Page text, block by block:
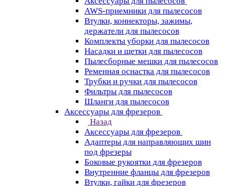
AWS-приемники для пылесосов
Втулки, коннекторы, зажимы,
держатели для пылесосов
Комплекты уборки для пылесосов
Насадки и щетки для пылесосов
Пылесборные мешки для пылесосов
Ременная оснастка для пылесосов
Трубки и ручки для пылесосов
Фильтры для пылесосов
Шланги для пылесосов
Аксессуары для фрезеров
Назад
Аксессуары для фрезеров
Адаптеры для направляющих шин
под фрезеры
Боковые рукоятки для фрезеров
Внутренние фланцы для фрезеров
Втулки, гайки для фрезеров